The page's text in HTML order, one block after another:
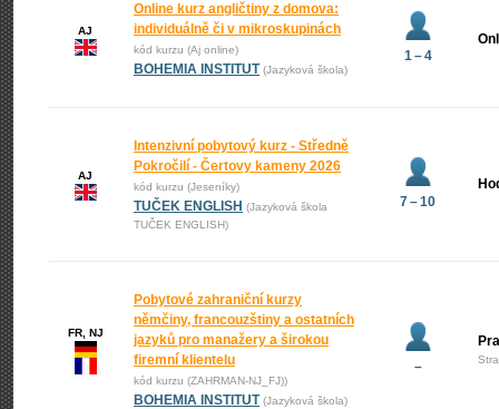
AJ
Online kurz angličtiny z domova:
individuálně či v mikroskupinách
kód kurzu (Aj online)
BOHEMIA INSTITUT (Jazyková škola)
1 – 4
AJ
Intenzivní pobytový kurz - Středně
Pokročilí - Čertovy kameny 2026
kód kurzu (Jeseníky)
TUČEK ENGLISH (Jazyková škola
TUČEK ENGLISH)
7 – 10
FR, NJ
Pobytové zahraniční kurzy
němčiny, francouzštiny a ostatních
jazyků pro manažery a širokou
firemní klientelu
kód kurzu (ZAHRMAN-NJ_FJ))
BOHEMIA INSTITUT (Jazyková škola)
–